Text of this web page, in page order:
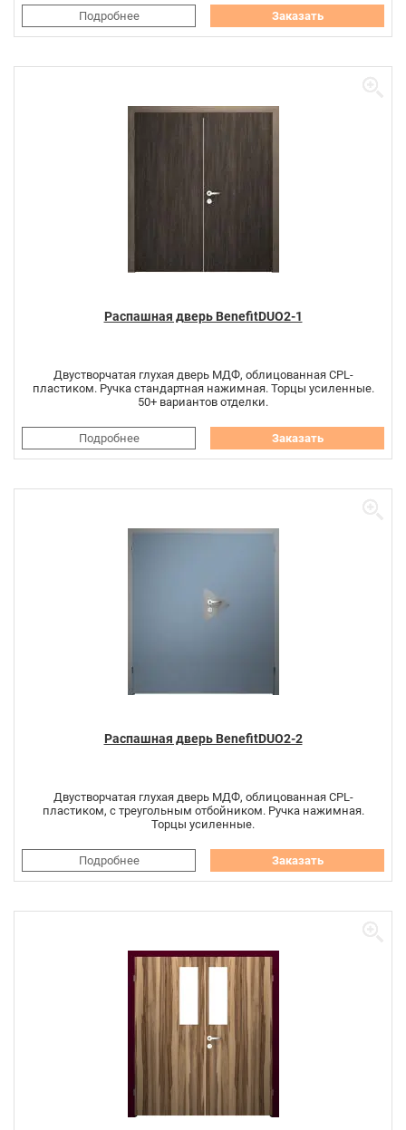
Подробнее Заказать
Распашная дверь BenefitDUO2-1
Двустворчатая глухая дверь МДФ, облицованная CPL-
пластиком. Ручка стандартная нажимная. Торцы усиленные.
50+ вариантов отделки.
Подробнее Заказать
Распашная дверь BenefitDUO2-2
Двустворчатая глухая дверь МДФ, облицованная CPL-
пластиком, с треугольным отбойником. Ручка нажимная.
Торцы усиленные.
Подробнее Заказать